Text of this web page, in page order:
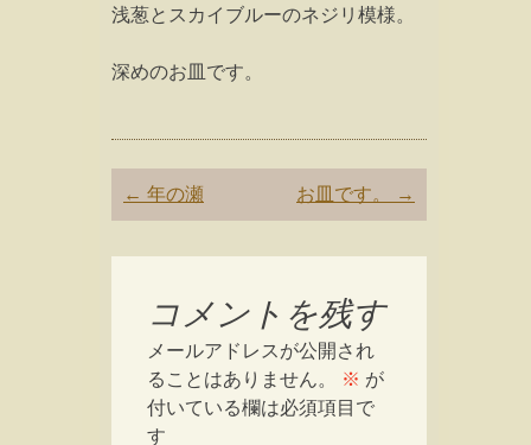
浅葱とスカイブルーのネジリ模様。
深めのお皿です。
Post
navigation
← 年の瀬 お皿です。 →
コメントを残す
メールアドレスが公開され
ることはありません。
※ が
付いている欄は必須項目で
す